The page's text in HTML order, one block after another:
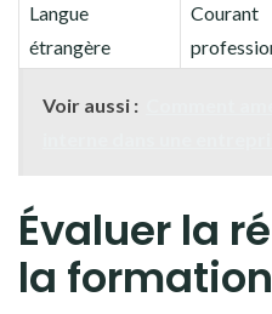
Langue
étrangère
Courant
Voir aussi :
Évaluer la
la